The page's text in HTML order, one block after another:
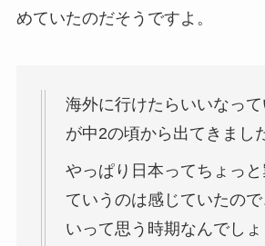
めていたのだそうですよ。
海外に行けたらいいなっ
が中2の頃から出てきまし
やっぱり日本ってちょっ
ていうのは感じていたの
いって思う時期なんでしょ